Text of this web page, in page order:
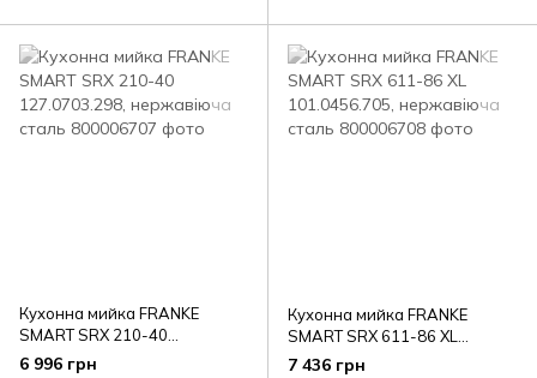
Кухонна мийка FRANKE
SMART SRX 210-40
127.0703.298, нержавіюча
6 996 грн
Кухонна мийка FRANKE
SMART SRX 611-86 XL
101.0456.705, нержавіюча
7 436 грн